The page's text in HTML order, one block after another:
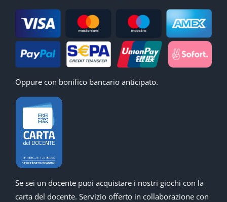
Oppure con bonifico bancario anticipato.
Se sei un docente puoi acquistare i nostri giochi con la
carta del docente. Servizio offerto in collaborazione con